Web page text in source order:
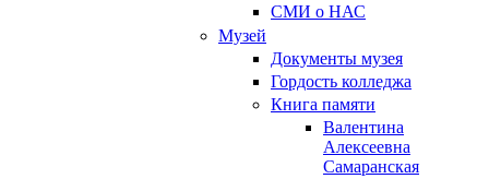
СМИ о НАС
Музей
Документы музея
Гордость колледжа
Книга памяти
Валентина
Алексеевна
Самаранская